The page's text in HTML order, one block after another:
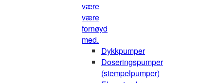
være
være
fornøyd
med.
Dykkpumper
Doseringspumper
(stempelpumper)